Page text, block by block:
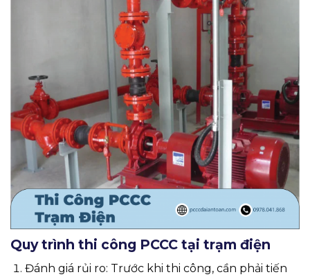
Quy trình thi công PCCC tại trạm điện
Đánh giá rủi ro: Trước khi thi công, cần phải tiến